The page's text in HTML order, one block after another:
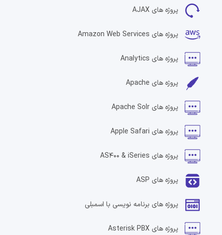
پروژه های AJAX
پروژه های Amazon Web Services
پروژه های Analytics
پروژه های Apache
پروژه های Apache Solr
پروژه های Apple Safari
پروژه های AS400 & iSeries
پروژه های ASP
پروژه های برنامه نویسی با اسمبلی
پروژه های Asterisk PBX